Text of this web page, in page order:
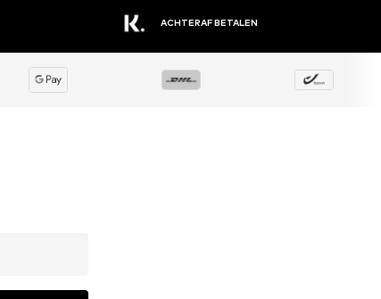
EEN GROOT ASSORTIMENT AAN MERKEN